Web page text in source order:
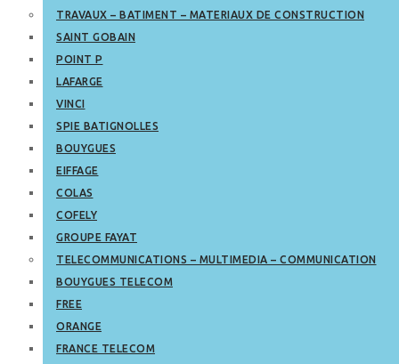
TRAVAUX – BATIMENT – MATERIAUX DE CONSTRUCTION
SAINT GOBAIN
POINT P
LAFARGE
VINCI
SPIE BATIGNOLLES
BOUYGUES
EIFFAGE
COLAS
COFELY
GROUPE FAYAT
TELECOMMUNICATIONS – MULTIMEDIA – COMMUNICATION
BOUYGUES TELECOM
FREE
ORANGE
FRANCE TELECOM